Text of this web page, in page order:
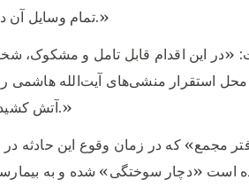
تمام وسايل آن در آتش سوخت.»
«در اين اقدام قابل تامل و مشکوک،
استقرار منشی‌های آيت‌الله هاشمی
آتش کشيد و متواری شد.»
مجمع» که در زمان وقوع اين حادثه